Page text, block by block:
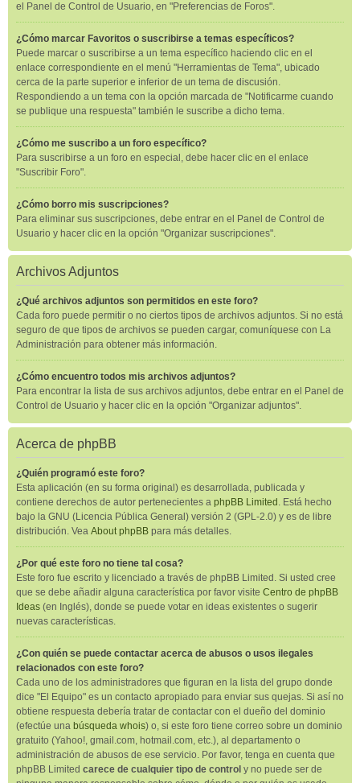
el Panel de Control de Usuario, en "Preferencias de Foros".
¿Cómo marcar Favoritos o suscribirse a temas específicos?
Puede marcar o suscribirse a un tema específico haciendo clic en el
enlace correspondiente en el menú "Herramientas de Tema", ubicado
cerca de la parte superior e inferior de un tema de discusión.
Respondiendo a un tema con la opción marcada de "Notificarme cuando
se publique una respuesta" también le suscribe a dicho tema.
¿Cómo me suscribo a un foro específico?
Para suscribirse a un foro en especial, debe hacer clic en el enlace
"Suscribir Foro".
¿Cómo borro mis suscripciones?
Para eliminar sus suscripciones, debe entrar en el Panel de Control de
Usuario y hacer clic en la opción "Organizar suscripciones".
Archivos Adjuntos
¿Qué archivos adjuntos son permitidos en este foro?
Cada foro puede permitir o no ciertos tipos de archivos adjuntos. Si no está
seguro de que tipos de archivos se pueden cargar, comuníquese con La
Administración para obtener más información.
¿Cómo encuentro todos mis archivos adjuntos?
Para encontrar la lista de sus archivos adjuntos, debe entrar en el Panel de
Control de Usuario y hacer clic en la opción "Organizar adjuntos".
Acerca de phpBB
¿Quién programó este foro?
Esta aplicación (en su forma original) es desarrollada, publicada y
contiene derechos de autor pertenecientes a phpBB Limited . Está hecho
bajo la GNU (Licencia Pública General) versión 2 (GPL-2.0) y es de libre
distribución. Vea About phpBB para más detalles.
¿Por qué este foro no tiene tal cosa?
Este foro fue escrito y licenciado a través de phpBB Limited. Si usted cree
que se debe añadir alguna característica por favor visite Centro de phpBB
Ideas (en Inglés), donde se puede votar en ideas existentes o sugerir
nuevas características.
¿Con quién se puede contactar acerca de abusos o usos ilegales
relacionados con este foro?
Cada uno de los administradores que figuran en la lista del grupo donde
dice "El Equipo" es un contacto apropiado para enviar sus quejas. Si así no
obtiene respuesta debería tratar de contactar con el dueño del dominio
(efectúe una búsqueda whois) o, si este foro tiene correo sobre un dominio
gratuito (Yahoo!, gmail.com, hotmail.com, etc.), al departamento o
administración de abusos de ese servicio. Por favor, tenga en cuenta que
phpBB Limited carece de cualquier tipo de control y no puede ser de